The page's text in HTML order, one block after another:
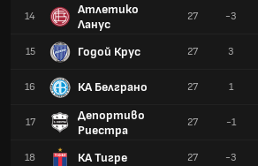
14
Атлетико
Ланус
15 Годой Крус
16 КА Белграно
17
Депортиво
Риестра
18 КА Тигре
27 -3
27 3
27 1
27 -1
27 -3